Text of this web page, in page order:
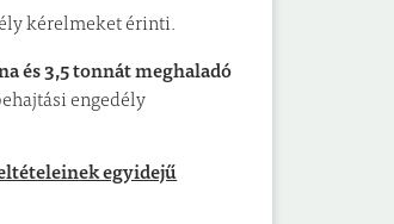
kérelmeket érinti.
és 3,5 tonnát meghaladó
engedély
egyidejű